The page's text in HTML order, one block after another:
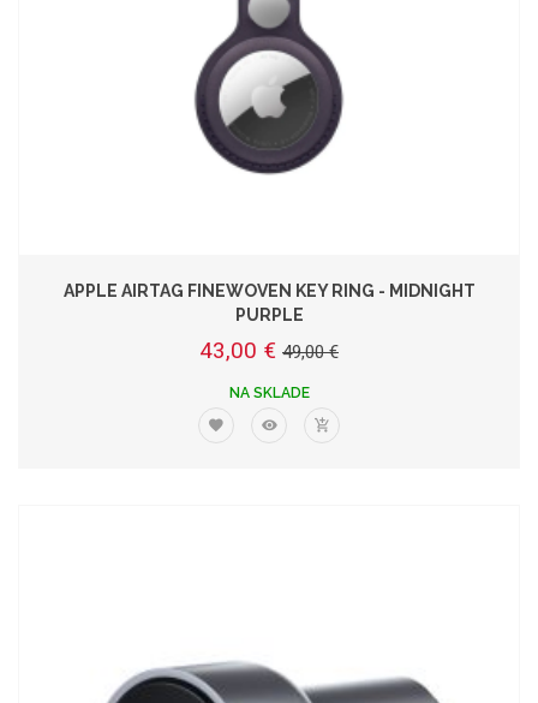
APPLE AIRTAG FINEWOVEN KEY RING - MIDNIGHT
PURPLE
43,00 € 49,00 €
NA SKLADE